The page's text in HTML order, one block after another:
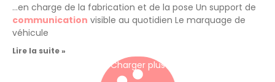
…en charge de la fabrication et de la pose Un support de
communication visible au quotidien Le marquage de
véhicule
Lire la suite »
Charger plus